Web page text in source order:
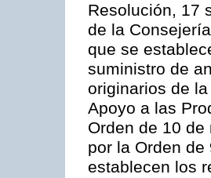
Resolución, 17
de la
que se
suministro de
originarios de
Apoyo a las
Orden de 10
por la Orden
establecen los